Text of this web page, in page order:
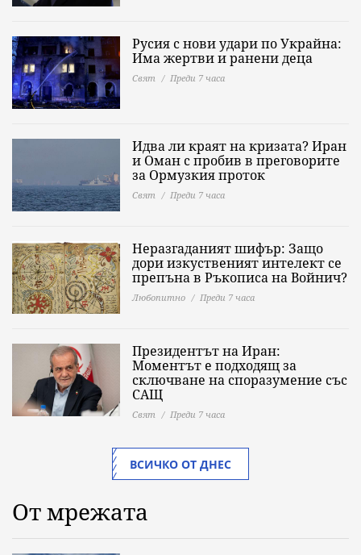
Русия с нови удари по Украйна:
Има жертви и ранени деца
Свят Преди 7 часа
Идва ли краят на кризата? Иран
и Оман с пробив в преговорите
за Ормузкия проток
Свят Преди 7 часа
Неразгаданият шифър: Защо
дори изкуственият интелект се
препъна в Ръкописа на Войнич?
Любопитно Преди 7 часа
Президентът на Иран:
Моментът е подходящ за
сключване на споразумение със
САЩ
Свят Преди 7 часа
ВСИЧКО ОТ ДНЕС
От мрежата